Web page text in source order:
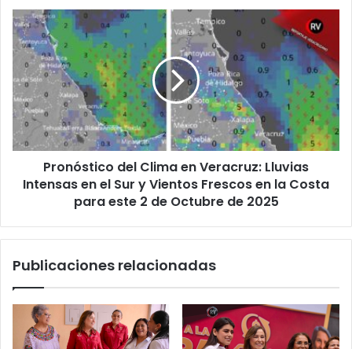
Pronóstico
del
Clima
Veracruz:
Lluvias
Intensas
en
el
en
Costa
Octubre
Pronóstico del Clima en Veracruz: Lluvias
Intensas en el Sur y Vientos Frescos en la Costa
para este 2 de Octubre de 2025
Publicaciones relacionadas